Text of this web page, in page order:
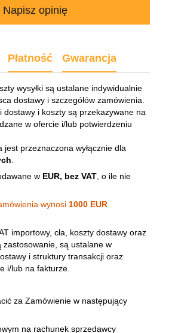
Napisz opinię
Płatność Gwarancja
wysyłki są ustalane indywidualnie
dostawy i szczegółów zamówienia.
dostawy i koszty są przekazywane na
w ofercie i/lub potwierdzeniu
jest przeznaczona wyłącznie dla
w EUR, bez VAT , o ile nie
wynosi 1000 EUR
importowy, cła, koszty dostawy oraz
zastosowanie, są ustalane w
i struktury transakcji oraz
i/lub na fakturze.
za Zamówienie w następujący
na rachunek sprzedawcy